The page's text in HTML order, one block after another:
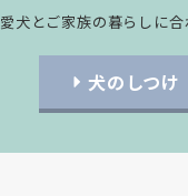
愛犬とご家族の暮らしに合
犬のしつけ